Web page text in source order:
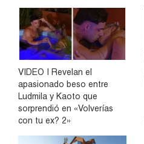
VIDEO | Revelan el
apasionado beso entre
Ludmila y Kaoto que
sorprendió en «Volverías
con tu ex? 2»